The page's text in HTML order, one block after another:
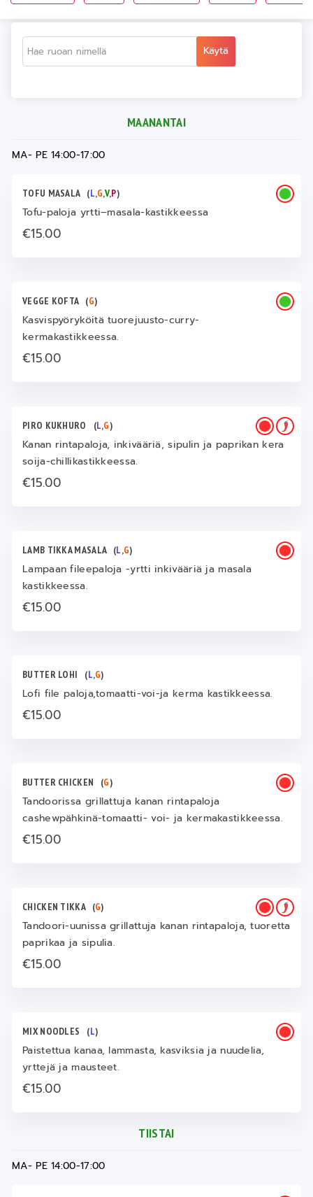
Käytä
MAANANTAI
MA- PE 14:00-17:00
TOFU MASALA (L,G,V,P)
Tofu-paloja yrtti–masala-kastikkeessa
€15.00
VEGGE KOFTA (G)
Kasvispyöryköitä tuorejuusto-curry-
kermakastikkeessa.
€15.00
PIRO KUKHURO (L,G)
Kanan rintapaloja, inkivääriä, sipulin ja paprikan kera
soija-chillikastikkeessa.
€15.00
LAMB TIKKA MASALA (L,G)
Lampaan fileepaloja -yrtti inkivääriä ja masala
kastikkeessa.
€15.00
BUTTER LOHI (L,G)
Lofi file paloja,tomaatti-voi-ja kerma kastikkeessa.
€15.00
BUTTER CHICKEN (G)
Tandoorissa grillattuja kanan rintapaloja
cashewpähkinä-tomaatti- voi- ja kermakastikkeessa.
€15.00
CHICKEN TIKKA (G)
Tandoori-uunissa grillattuja kanan rintapaloja, tuoretta
paprikaa ja sipulia.
€15.00
MIX NOODLES (L)
Paistettua kanaa, lammasta, kasviksia ja nuudelia,
yrttejä ja mausteet.
€15.00
TIISTAI
MA- PE 14:00-17:00